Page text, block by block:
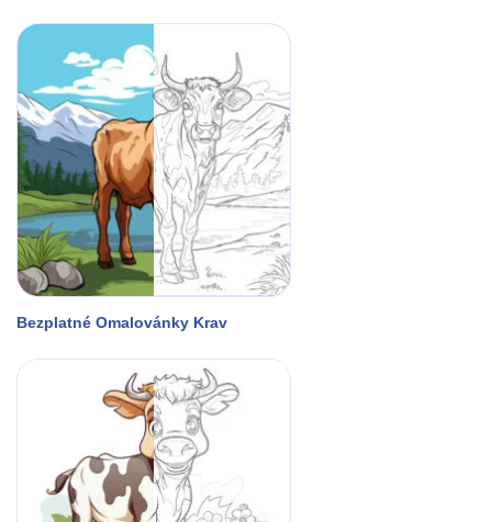
Bezplatné Omalovánky Krav